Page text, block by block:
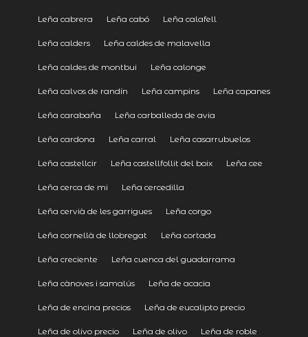
Leña cabrera Leña cabó Leña calafell
Leña calders Leña caldes de malavella
Leña caldes de montbui Leña calonge
Leña calvos de randín Leña campins Leña capanes
Leña carabaña Leña carballeda de avia
Leña cardona Leña carral Leña casarrubuelos
Leña castellcir Leña castellfollit del boix Leña cee
Leña cerca de mi Leña cercedilla
Leña cervià de les garrigues Leña corgo
Leña cornellà de llobregat Leña cortada
Leña creciente Leña cuenca del guadarrama
Leña cànoves i samalús Leña de acacia
Leña de encina precios Leña de eucalipto precio
Leña de olivo precio Leña de olivo Leña de roble